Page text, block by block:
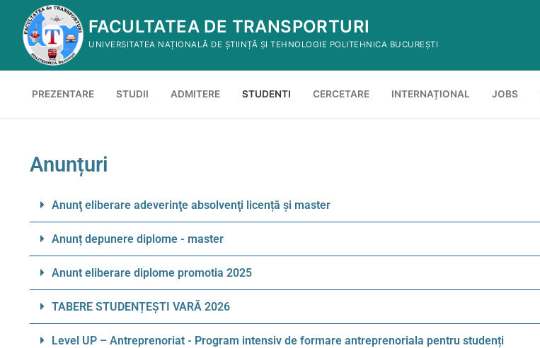
FACULTATEA DE TRANSPORTURI
UNIVERSITATEA NAȚIONALĂ DE ȘTIINȚĂ ȘI TEHNOLOGIE POLITEHNICA BUCUREȘTI
PREZENTARE STUDII ADMITERE STUDENTI CERCETARE INTERNAȚIONAL JOBS
Anunțuri
Anunţ eliberare adeverinţe absolvenţi licență și master
Anunț depunere diplome - master
Anunt eliberare diplome promotia 2025
TABERE STUDENȚEȘTI VARĂ 2026
Level UP – Antreprenoriat - Program intensiv de formare antreprenoriala pentru studenți